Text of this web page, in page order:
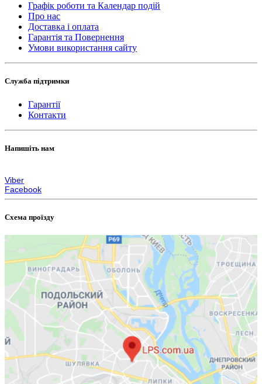
Графік роботи та Календар подій
Про нас
Доставка і оплата
Гарантія та Повернення
Умови використання сайту
Служба підтримки
Гарантії
Контакти
Напишіть нам
Viber
Facebook
Схема проїзду